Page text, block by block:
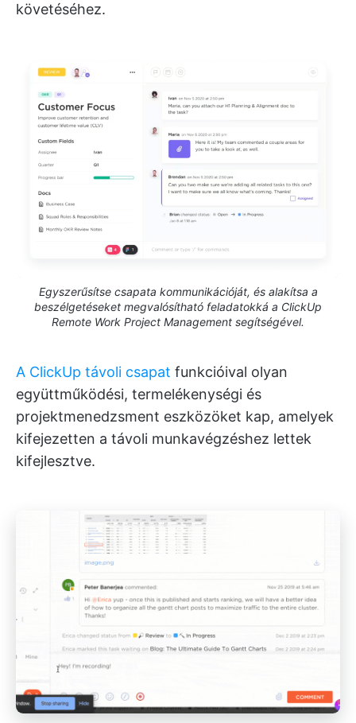
követéséhez.
Egyszerűsítse csapata kommunikációját, és alakítsa a
beszélgetéseket megvalósítható feladatokká a ClickUp
Remote Work Project Management segítségével.
A ClickUp távoli csapat funkcióival olyan
együttműködési, termelékenységi és
projektmenedzsment eszközöket kap, amelyek
kifejezetten a távoli munkavégzéshez lettek
kifejlesztve.